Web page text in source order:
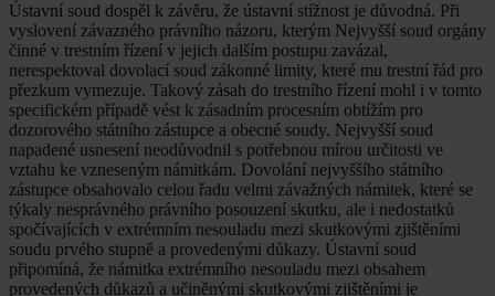
Ústavní soud dospěl k závěru, že ústavní stížnost je důvodná. Při
vyslovení závazného právního názoru, kterým Nejvyšší soud orgány
činné v trestním řízení v jejich dalším postupu zavázal,
nerespektoval dovolací soud zákonné limity, které mu trestní řád pro
přezkum vymezuje. Takový zásah do trestního řízení mohl i v tomto
specifickém případě vést k zásadním procesním obtížím pro
dozorového státního zástupce a obecné soudy. Nejvyšší soud
napadené usnesení neodůvodnil s potřebnou mírou určitosti ve
vztahu ke vzneseným námitkám. Dovolání nejvyššího státního
zástupce obsahovalo celou řadu velmi závažných námitek, které se
týkaly nesprávného právního posouzení skutku, ale i nedostatků
spočívajících v extrémním nesouladu mezi skutkovými zjištěními
soudu prvého stupně a provedenými důkazy. Ústavní soud
připomíná, že námitka extrémního nesouladu mezi obsahem
provedených důkazů a učiněnými skutkovými zjištěními je